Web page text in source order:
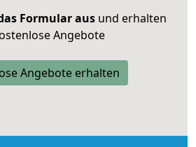
Formular ausund erhalten
Angebote
Angebote erhalten